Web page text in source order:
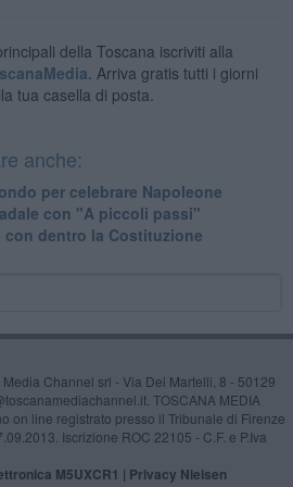
della Toscana iscriviti alla
Arriva gratis tutti i giorni
tua casella di posta.
anche:
per celebrare Napoleone
con "A piccoli passi"
dentro la Costituzione
Media Channel srl - Via Dei Martelli, 8 - 50129
TOSCANA MEDIA
on line registrato presso il Tribunale di Firenze
Iscrizione ROC 22105 - C.F. e P.Iva
M5UXCR1 | Privacy Nielsen